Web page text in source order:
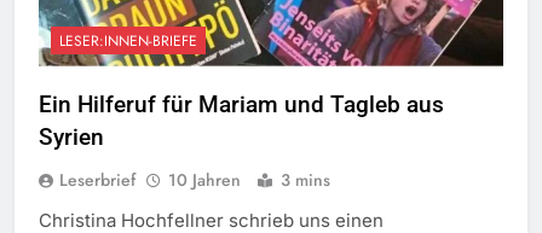
LESER:INNEN-BRIEFE
Ein Hilferuf für Mariam und Tagleb aus
Syrien
Leserbrief 10 Jahren 3 mins
Christina Hochfellner schrieb uns einen